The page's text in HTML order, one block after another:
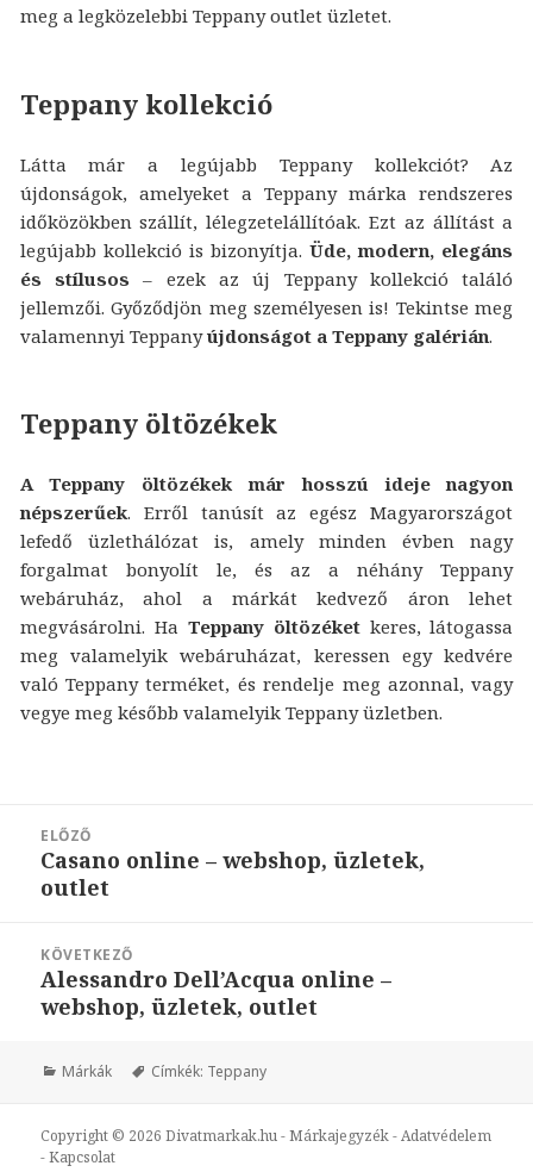
meg a legközelebbi Teppany outlet üzletet.
Teppany kollekció
Látta már a legújabb Teppany kollekciót? Az
újdonságok, amelyeket a Teppany márka rendszeres
időközökben szállít, lélegzetelállítóak. Ezt az állítást a
legújabb kollekció is bizonyítja.Üde, modern, elegáns
és stílusos – ezek az új Teppany kollekció találó
jellemzői. Győződjön meg személyesen is! Tekintse meg
valamennyi Teppanyújdonságot a Teppany galérián.
Teppany öltözékek
A Teppany öltözékek már hosszú ideje nagyon
népszerűek. Erről tanúsít az egész Magyarországot
lefedő üzlethálózat is, amely minden évben nagy
forgalmat bonyolít le, és az a néhány Teppany
webáruház, ahol a márkát kedvező áron lehet
megvásárolni. Ha Teppany öltözéketkeres, látogassa
meg valamelyik webáruházat, keressen egy kedvére
való Teppany terméket, és rendelje meg azonnal, vagy
vegye meg később valamelyik Teppany üzletben.
navigáció
ELŐZŐ
Korábbi
bejegyzések:
Casano online – webshop, üzletek,
outlet
KÖVETKEZŐ
Következő
bejegyzések:
Alessandro Dell’Acqua online –
webshop, üzletek, outlet
Márkák Címkék: Teppany
Copyright © 2026Divatmarkak.hu-Márkajegyzék-Adatvédelem
-Kapcsolat